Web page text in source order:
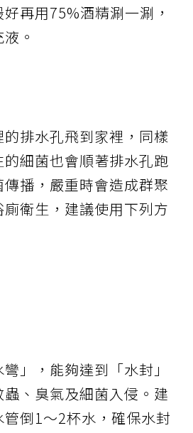
再用75%酒精涮一涮，
。
排水孔飛到家裡，同樣
細菌也會順著排水孔跑
播，嚴重時會造成群聚
衛生，建議使用下列方
」，能夠達到「水封」
、臭氣及細菌入侵。建
倒1～2杯水，確保水封